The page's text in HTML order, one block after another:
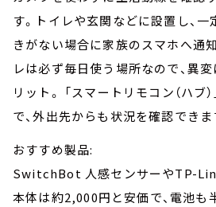
す。トイレや玄関などに設置し、一
きがない場合に家族のスマホへ通
レは必ず毎日使う場所なので、異
リット。 「スマートリモコン（ハブ
で、外出先からも状況を確認できま
おすすめ製品:
SwitchBot 人感センサーやTP-
本体は約2,000円と安価で、電池も